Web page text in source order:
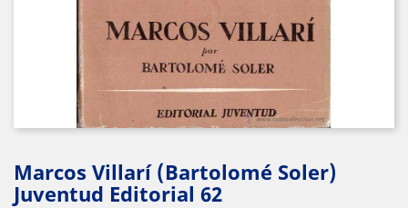
Marcos Villarí (Bartolomé Soler)
Juventud Editorial 62